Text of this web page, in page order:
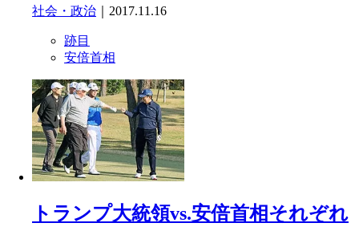
社会・政治 ｜2017.11.16
跡目
安倍首相
トランプ大統領vs.安倍首相それぞれ